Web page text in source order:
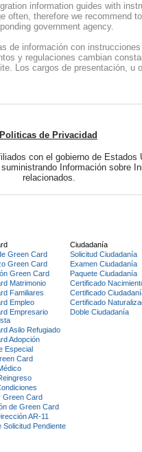
information guides with
often, therefore we
government agency.
de información con
y regulaciones cambian
Los cargos de presentación, u
Politicas de Privacidad
con el gobierno de Estados
Información sobre
relacionados.
Green Card
Green Card
Green Card
Matrimonio
Familiares
Empleo
Empresario
Asilo Refugiado
Adopción
Especial
Card
Green Card
de Green Card
AR-11
Solicitud Pendiente
Ciudadanía
Solicitud Ciudadanía
Examen Ciudadanía
Paquete Ciudadanía
Certificado
Certificado
Certificado
Doble Ciudadanía